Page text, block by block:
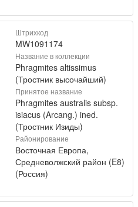
Штрихкод
MW1091174
Название в коллекции
Phragmites altissimus
(Тростник высочайший)
Принятое название
Phragmites australis subsp.
isiacus (Arcang.) ined.
(Тростник Изиды)
Районирование
Восточная Европа,
Средневолжский район (E8)
(Россия)